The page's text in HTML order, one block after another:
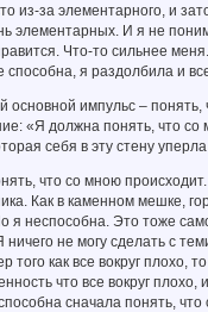
из-за элементарного, и
элементарных. И я не
Что-то сильнее
способна, я раздолбила и
основной импульс –
«Я должна понять, что
себя в эту стену
что со мною
Как в каменном мешке,
неспособна. Это тоже
не могу сделать с
того как все вокруг
что все вокруг
сначала понять,